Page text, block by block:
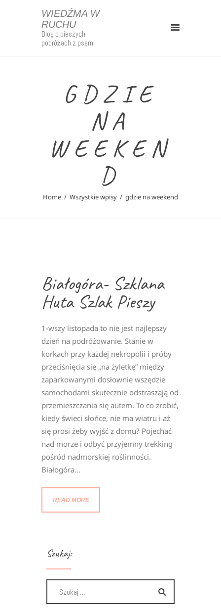
WIEDŹMA W
RUCHU
Blog o pieszych
podróżach z psem
GDZIE
NA
WEEKEN
D
Home Wszystkie wpisy gdzie na weekend
WIEDŹMA W RUCHU
Blog o pieszych podróżach z psem
Strefa Patrona
Szlaki Długodystansowe
Polska
Białogóra- Szklana
Huta Szlak Pieszy
1-wszy listopada to nie jest najlepszy
dzień na podróżowanie. Stanie w
korkach przy każdej nekropolii i próby
przeciśnięcia się „na żyletkę” między
zaparkowanymi dosłownie wszędzie
samochodami skutecznie odstraszają od
przemieszczania się autem. To co zrobić,
kiedy świeci słońce, nie ma wiatru i aż
się prosi żeby wyjść z domu? Pojechać
nad morze i odbyć przyjemny trekking
pośród nadmorskiej roślinności.
Białogóra…
READ MORE
Szukaj: